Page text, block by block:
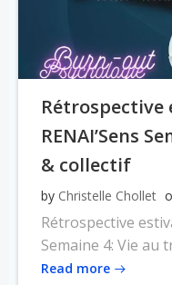
Rétrospective
RENAI’Sens
& collectif
by Christelle Chollet
Rétrospective
Semaine 4: Vie au
Read more